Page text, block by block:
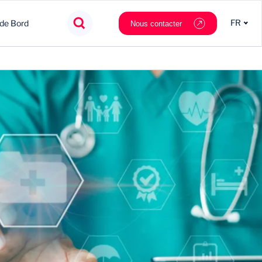
Agroalimentaire
Chimie & Matériaux
Cosmétique & Luxe
Politiques Publiques
Private Equity
Innovation
Nouveaux partenaires
Stratégie
Souveraineté
Tech & data
Nautilus.ai
Bord Nous contacter FR